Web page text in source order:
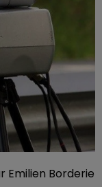
Emilien Borderie